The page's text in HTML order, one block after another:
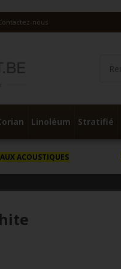
nous
Linoléum Stratifié
ACOUSTIQUES